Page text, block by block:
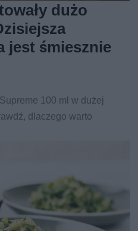
dużo
jest śmiesznie
100 ml w dużej
dlaczego warto